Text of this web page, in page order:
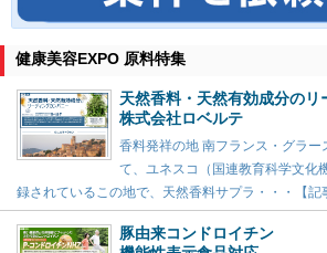
健康美容EXPO 原料特集
天然香料・天然有効成分の
株式会社ロベルテ
香料発祥の地 南フランス・グラー
て、ユネスコ（国連教育科学文化
録されているこの地で、天然香料サプラ・・・【記
豚由来コンドロイチン